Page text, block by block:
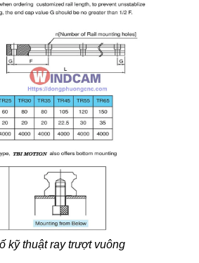
kỹ thuật ray trượt vuông